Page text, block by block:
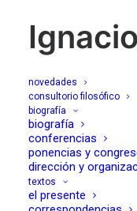
novedades
consultorio filosófico
biografía
biografía
conferencias
ponencias y
dirección y
textos
el presente
pequeña